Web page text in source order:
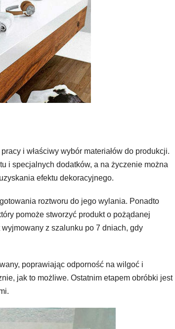
i właściwy wybór materiałów do produkcji.
i specjalnych dodatków, a na życzenie można
efektu dekoracyjnego.
roztworu do jego wylania. Ponadto
pomoże stworzyć produkt o pożądanej
z szalunku po 7 dniach, gdy
poprawiając odporność na wilgoć i
jak to możliwe. Ostatnim etapem obróbki jest